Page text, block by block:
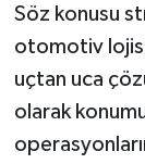
Söz konusu
otomotiv
uçtan uca
olarak